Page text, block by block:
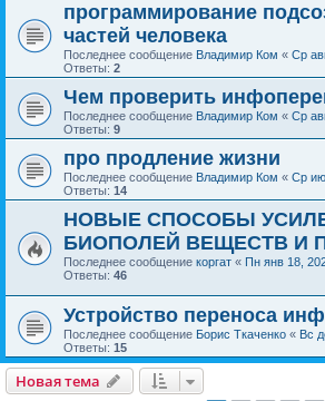
программирование
частей человека
Последнее сообщение Владимир Ком « Ср
Ответы: 2
Чем проверить
Последнее сообщение Владимир Ком « Ср
Ответы: 9
про продление жизни
Последнее сообщение Владимир Ком « Ср
Ответы: 14
НОВЫЕ СПОСОБЫ
БИОПОЛЕЙ ВЕЩЕСТВ И
Последнее сообщение коргат « Пн янв 18,
Ответы: 46
Устройство переноса
Последнее сообщение Борис Ткаченко « Вс
Ответы: 15
Новая тема